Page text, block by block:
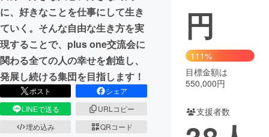
ビジネス・起業
まちづくり・地域活性化
CAMPFIRE for Social Good
CAMPFIRE Creation
CAMPFIREふるさと納税
コミュニティ
に、好きなことを仕事にして生き
ていく。そんな自由な生き方を実
現することで、plus one交流会に
関わる全ての人の幸せを創造し、
発展し続ける集団を目指します！
ポスト
シェア
LINEで送る
URLコピー
埋め込み
QRコード
円
111%
目標金額は
550,000円
支援者数